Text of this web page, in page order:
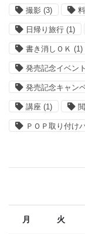
撮影 (3)
日帰り旅行 (1)
書き消しＯＫ (1)
発売記念イベン
発売記念キャン
講座 (1)
ＰＯＰ取り付け
月 火